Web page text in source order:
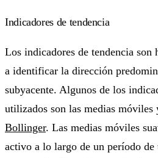
Indicadores de tendencia
Los indicadores de tendencia son
a identificar la dirección
subyacente. Algunos de los
utilizados son las medias móviles
Bollinger. Las medias móviles
activo a lo largo de un período